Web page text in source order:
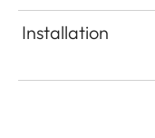
Installation